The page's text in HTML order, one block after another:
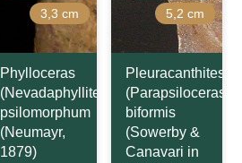
3,3 cm
Phylloceras
(Nevadaphyllites)
psilomorphum
(Neumayr,
1879)
5,2 cm
Pleuracanthites
(Parapsiloceras)
biformis
(Sowerby &
Canavari in